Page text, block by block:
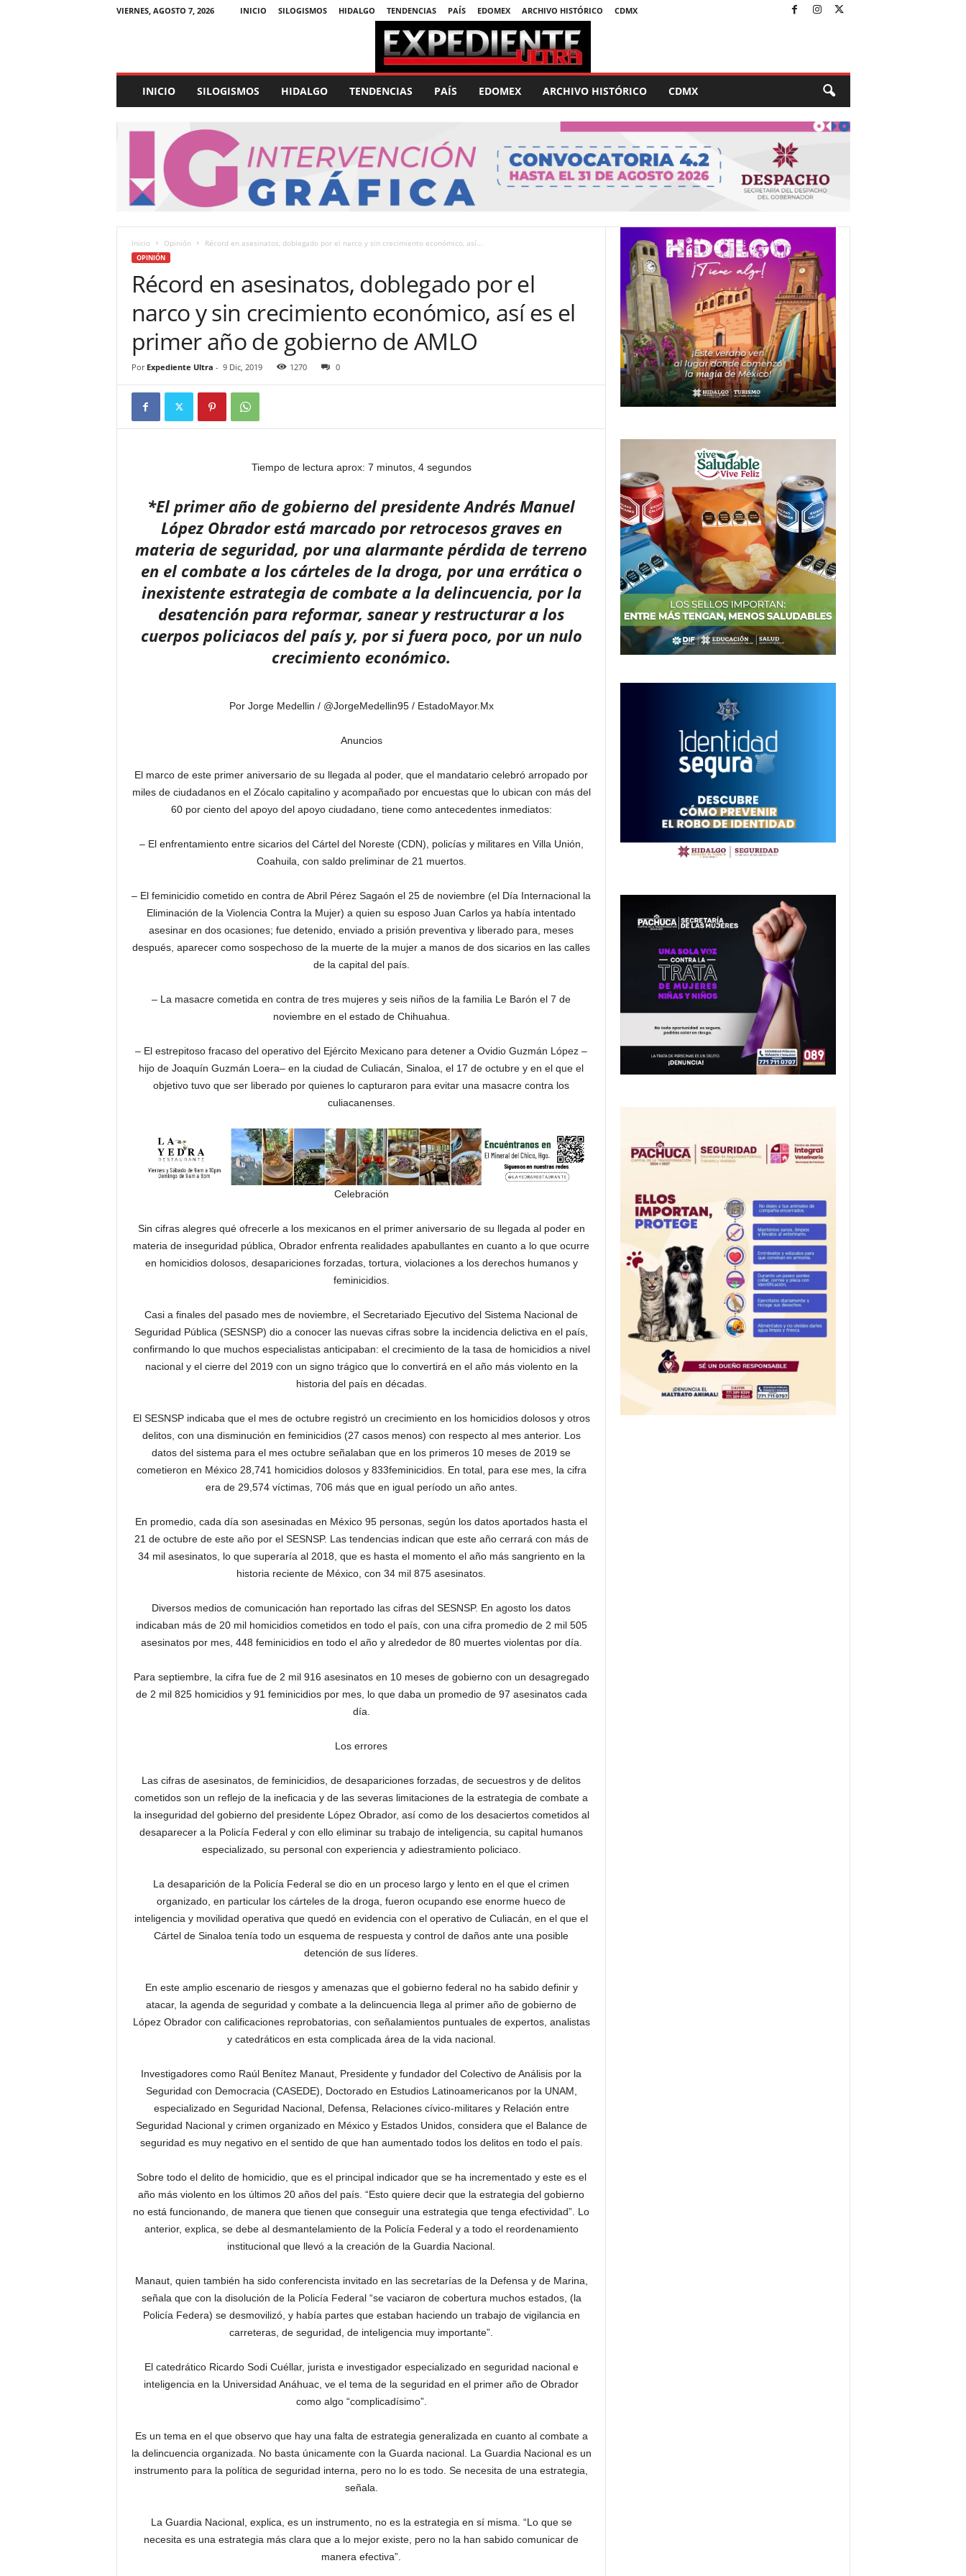
VIERNES, AGOSTO 7, 2026 INICIO SILOGISMOS HIDALGO TENDENCIAS PAÍS EDOMEX ARCHIVO HISTÓRICO CDMX
p
e
U
INICIO SILOGISMOS HIDALGO TENDENCIAS PAÍS EDOMEX ARCHIVO HISTÓRICO CDMX
Inicio Opinión Récord en asesinatos, doblegado por el narco y sin crecimiento económico, así...
OPINIÓN
Récord en asesinatos, doblegado por el
narco y sin crecimiento económico, así es el
primer año de gobierno de AMLO
Por Expediente Ultra - 9 Dic, 2019 1270 0
Tiempo de lectura aprox: 7 minutos, 4 segundos
*El primer año de gobierno del presidente Andrés Manuel
López Obrador está marcado por retrocesos graves en
materia de seguridad, por una alarmante pérdida de terreno
en el combate a los cárteles de la droga, por una errática o
inexistente estrategia de combate a la delincuencia, por la
desatención para reformar, sanear y restructurar a los
cuerpos policiacos del país y, por si fuera poco, por un nulo
crecimiento económico.
Por Jorge Medellin / @JorgeMedellin95 / EstadoMayor.Mx
Anuncios
El marco de este primer aniversario de su llegada al poder, que el mandatario celebró arropado por
miles de ciudadanos en el Zócalo capitalino y acompañado por encuestas que lo ubican con más del
60 por ciento del apoyo del apoyo ciudadano, tiene como antecedentes inmediatos:
– El enfrentamiento entre sicarios del Cártel del Noreste (CDN), policías y militares en Villa Unión,
Coahuila, con saldo preliminar de 21 muertos.
– El feminicidio cometido en contra de Abril Pérez Sagaón el 25 de noviembre (el Día Internacional la
Eliminación de la Violencia Contra la Mujer) a quien su esposo Juan Carlos ya había intentado
asesinar en dos ocasiones; fue detenido, enviado a prisión preventiva y liberado para, meses
después, aparecer como sospechoso de la muerte de la mujer a manos de dos sicarios en las calles
de la capital del país.
– La masacre cometida en contra de tres mujeres y seis niños de la familia Le Barón el 7 de
noviembre en el estado de Chihuahua.
– El estrepitoso fracaso del operativo del Ejército Mexicano para detener a Ovidio Guzmán López –
hijo de Joaquín Guzmán Loera– en la ciudad de Culiacán, Sinaloa, el 17 de octubre y en el que el
objetivo tuvo que ser liberado por quienes lo capturaron para evitar una masacre contra los
culiacanenses.
Celebración
Sin cifras alegres qué ofrecerle a los mexicanos en el primer aniversario de su llegada al poder en
materia de inseguridad pública, Obrador enfrenta realidades apabullantes en cuanto a lo que ocurre
en homicidios dolosos, desapariciones forzadas, tortura, violaciones a los derechos humanos y
feminicidios.
Casi a finales del pasado mes de noviembre, el Secretariado Ejecutivo del Sistema Nacional de
Seguridad Pública (SESNSP) dio a conocer las nuevas cifras sobre la incidencia delictiva en el país,
confirmando lo que muchos especialistas anticipaban: el crecimiento de la tasa de homicidios a nivel
nacional y el cierre del 2019 con un signo trágico que lo convertirá en el año más violento en la
historia del país en décadas.
El SESNSP indicaba que el mes de octubre registró un crecimiento en los homicidios dolosos y otros
delitos, con una disminución en feminicidios (27 casos menos) con respecto al mes anterior. Los
datos del sistema para el mes octubre señalaban que en los primeros 10 meses de 2019 se
cometieron en México 28,741 homicidios dolosos y 833feminicidios. En total, para ese mes, la cifra
era de 29,574 víctimas, 706 más que en igual período un año antes.
En promedio, cada día son asesinadas en México 95 personas, según los datos aportados hasta el
21 de octubre de este año por el SESNSP. Las tendencias indican que este año cerrará con más de
34 mil asesinatos, lo que superaría al 2018, que es hasta el momento el año más sangriento en la
historia reciente de México, con 34 mil 875 asesinatos.
Diversos medios de comunicación han reportado las cifras del SESNSP. En agosto los datos
indicaban más de 20 mil homicidios cometidos en todo el país, con una cifra promedio de 2 mil 505
asesinatos por mes, 448 feminicidios en todo el año y alrededor de 80 muertes violentas por día.
Para septiembre, la cifra fue de 2 mil 916 asesinatos en 10 meses de gobierno con un desagregado
de 2 mil 825 homicidios y 91 feminicidios por mes, lo que daba un promedio de 97 asesinatos cada
día.
Los errores
Las cifras de asesinatos, de feminicidios, de desapariciones forzadas, de secuestros y de delitos
cometidos son un reflejo de la ineficacia y de las severas limitaciones de la estrategia de combate a
la inseguridad del gobierno del presidente López Obrador, así como de los desaciertos cometidos al
desaparecer a la Policía Federal y con ello eliminar su trabajo de inteligencia, su capital humanos
especializado, su personal con experiencia y adiestramiento policiaco.
La desaparición de la Policía Federal se dio en un proceso largo y lento en el que el crimen
organizado, en particular los cárteles de la droga, fueron ocupando ese enorme hueco de
inteligencia y movilidad operativa que quedó en evidencia con el operativo de Culiacán, en el que el
Cártel de Sinaloa tenía todo un esquema de respuesta y control de daños ante una posible
detención de sus líderes.
En este amplio escenario de riesgos y amenazas que el gobierno federal no ha sabido definir y
atacar, la agenda de seguridad y combate a la delincuencia llega al primer año de gobierno de
López Obrador con calificaciones reprobatorias, con señalamientos puntuales de expertos, analistas
y catedráticos en esta complicada área de la vida nacional.
Investigadores como Raúl Benítez Manaut, Presidente y fundador del Colectivo de Análisis por la
Seguridad con Democracia (CASEDE), Doctorado en Estudios Latinoamericanos por la UNAM,
especializado en Seguridad Nacional, Defensa, Relaciones cívico-militares y Relación entre
Seguridad Nacional y crimen organizado en México y Estados Unidos, considera que el Balance de
seguridad es muy negativo en el sentido de que han aumentado todos los delitos en todo el país.
Sobre todo el delito de homicidio, que es el principal indicador que se ha incrementado y este es el
año más violento en los últimos 20 años del país. “Esto quiere decir que la estrategia del gobierno
no está funcionando, de manera que tienen que conseguir una estrategia que tenga efectividad”. Lo
anterior, explica, se debe al desmantelamiento de la Policía Federal y a todo el reordenamiento
institucional que llevó a la creación de la Guardia Nacional.
Manaut, quien también ha sido conferencista invitado en las secretarías de la Defensa y de Marina,
señala que con la disolución de la Policía Federal “se vaciaron de cobertura muchos estados, (la
Policía Federa) se desmovilizó, y había partes que estaban haciendo un trabajo de vigilancia en
carreteras, de seguridad, de inteligencia muy importante”.
El catedrático Ricardo Sodi Cuéllar, jurista e investigador especializado en seguridad nacional e
inteligencia en la Universidad Anáhuac, ve el tema de la seguridad en el primer año de Obrador
como algo “complicadísimo”.
Es un tema en el que observo que hay una falta de estrategia generalizada en cuanto al combate a
la delincuencia organizada. No basta únicamente con la Guarda nacional. La Guardia Nacional es un
instrumento para la política de seguridad interna, pero no lo es todo. Se necesita de una estrategia,
señala.
La Guardia Nacional, explica, es un instrumento, no es la estrategia en sí misma. “Lo que se
necesita es una estrategia más clara que a lo mejor existe, pero no la han sabido comunicar de
manera efectiva”.